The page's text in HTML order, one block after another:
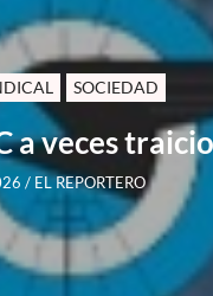
SOCIEDAD
a veces
/ EL REPORTERO